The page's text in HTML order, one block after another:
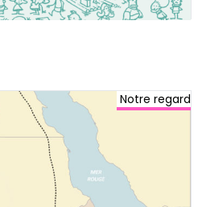
Notre regard